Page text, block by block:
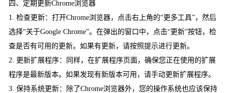
四、定期更新Chrome浏览器
1. 检查更新：打开Chrome浏览器，点击右上角的“更多工具”，然后
选择“关于Google Chrome”。在弹出的窗口中，点击“更新”按钮，检
查是否有可用的更新。如果有更新，请按照提示进行更新。
2. 更新扩展程序：同样，在扩展程序页面，确保您正在使用的扩展
程序是最新版本。如果发现有新版本可用，请手动更新扩展程序。
3. 保持系统更新：除了Chrome浏览器外，您的操作系统也应该保持